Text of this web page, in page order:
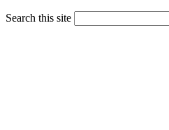
Search this site